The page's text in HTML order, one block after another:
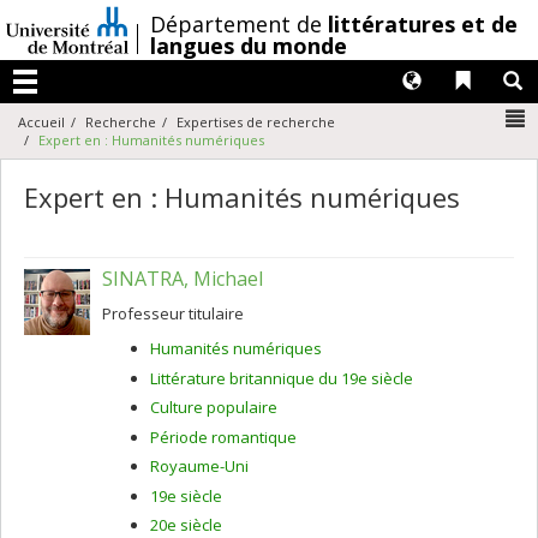
au
contenu
/Département de littératures et de
langues du monde
Menu
Liens
Langues
Accueil Recherche
Expertises de recherche
Expert en : Humanités numériques
Expert en : Humanités numériques
SINATRA, Michael
Professeur titulaire
Humanités numériques
Littérature britannique du 19e siècle
Culture populaire
Période romantique
Royaume-Uni
19e siècle
20e siècle